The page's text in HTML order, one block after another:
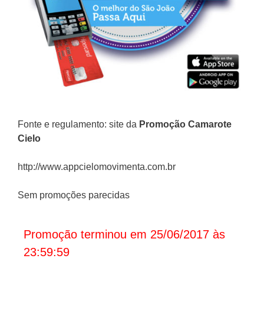
Fonte e regulamento: site da Promoção Camarote
Cielo
http://www.appcielomovimenta.com.br
Sem promoções parecidas
Promoção terminou em 25/06/2017 às
23:59:59